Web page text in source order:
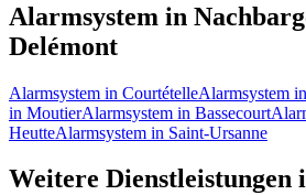
Alarmsystem in
Delémont
Alarmsystem in CourtételleAlarmsystem
in MoutierAlarmsystem in Bassecourt
HeutteAlarmsystem in Saint-Ursanne
Weitere Dienstleistungen